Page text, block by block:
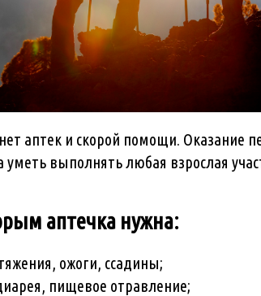
нет аптек и скорой помощи. Оказание
выполнять любая взрослая
аптечка нужна:
ожоги, ссадины;
пищевое отравление;